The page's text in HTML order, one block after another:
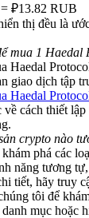
& Win
CASHCAT
Users
to Win
₽13.82 RUB
thị đều là
mua 1 Haedal
Haedal
giao dịch tập
Haedal
về cách thiết
crypto nào
phá các
năng tương
tiết, hãy truy
tôi để
mục hoặc